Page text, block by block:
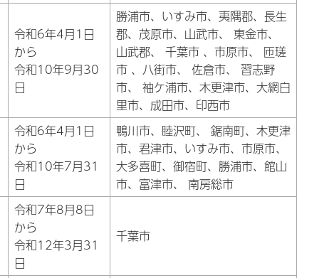
令和6年4月1日
から
令和10年9月30
日
勝浦市、いすみ市、夷隅郡、長生
郡、茂原市、山武市、 東金市、
山武郡、 千葉市 、市原市、 匝瑳
市 、八街市、 佐倉市、 習志野
市、 袖ケ浦市、木更津市、大網白
里市、成田市、印西市
令和6年4月1日
から
令和10年7月31
日
鴨川市、睦沢町、 鋸南町、木更津
市、君津市、いすみ市、市原市、
大多喜町、御宿町、勝浦市、館山
市、富津市、 南房総市
令和7年8月8日
から
令和12年3月31
日
千葉市